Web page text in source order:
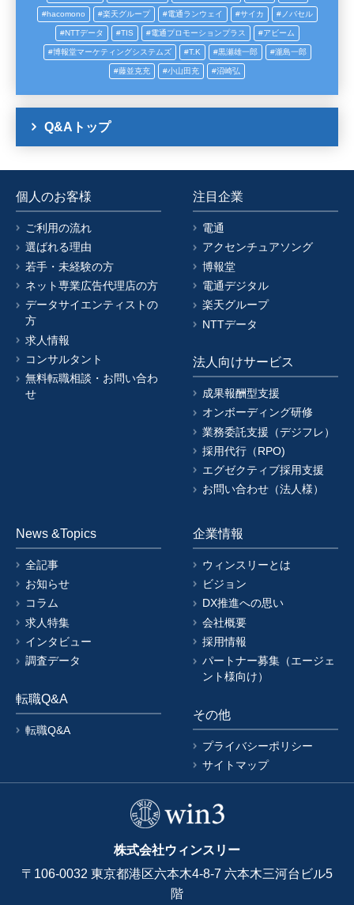
hacomono 楽天グループ 電通ランウェイ サイカ ノバセル
NTTデータ TIS 電通プロモーションプラス アビーム
博報堂マーケティングシステムズ T.K 黒瀬雄一郎 瀧島一郎
藤並克充 小山田充 沼崎弘
Q&Aトップ
個人のお客様
ご利用の流れ
選ばれる理由
若手・未経験の方
ネット専業広告代理店の方
データサイエンティストの
方
求人情報
コンサルタント
無料転職相談・お問い合わ
せ
注目企業
電通
アクセンチュアソング
博報堂
電通デジタル
楽天グループ
NTTデータ
法人向けサービス
成果報酬型支援
オンボーディング研修
業務委託支援（デジフレ）
採用代行（RPO)
エグゼクティブ採用支援
お問い合わせ（法人様）
News &Topics
全記事
お知らせ
コラム
求人特集
インタビュー
調査データ
転職Q&A
転職Q&A
企業情報
ウィンスリーとは
ビジョン
DX推進への思い
会社概要
採用情報
パートナー募集（エージェ
ント様向け）
その他
プライバシーポリシー
サイトマップ
株式会社ウィンスリー
〒106-0032 東京都港区六本木4-8-7 六本木三河台ビル5
階